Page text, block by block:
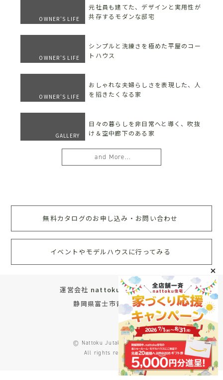
OWNER'S LIFE
元社員も建てた、デザインと実用性が
共存するモダンな邸宅
OWNER'S LIFE
シンプルと洗練さを極めた平屋のコー
トハウス
OWNER'S LIFE
おしゃれな夫婦らしさを表現した、人
を招きたくなる家
GALLERY
日々の暮らしを非日常へと導く、吹抜
け＆空中廊下のある家
and More...
無料カタログのお申し込み・お問い合わせ
イベントやモデルハウスに行ってみる
運営会社 nattoku住宅株式会社
静岡県富士市青葉町572
© Nattoku Jutaku Co., Ltd.
All rights reserved.